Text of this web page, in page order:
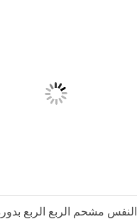
النفس مشحم الربع الربع